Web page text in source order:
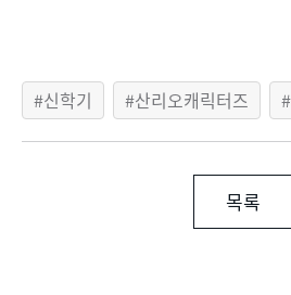
신학기 산리오캐릭터즈
목록